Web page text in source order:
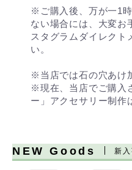
※ご購入後、万が一1
ない場合には、大変お
スタグラムダイレクト
い。
※当店では石の穴あけ
※現在、当店でご購入
ー」アクセサリー制作
NEW Goods 新